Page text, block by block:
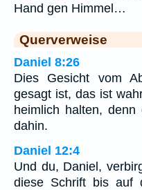
Hand gen Himmel…
Querverweise
Daniel 8:26
Dies Gesicht vom
gesagt ist, das ist
heimlich halten,
dahin.
Daniel 12:4
Und du, Daniel,
diese Schrift bis auf